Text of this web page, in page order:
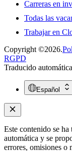
Carreras en
Todas las
Trabajar en
Copyright ©2026.
RGPD
Traducido
Español
Este contenido se
automática y se
errores, omisiones o